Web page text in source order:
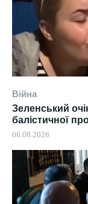
Війна
Зеленський
балістичної
06.08.2026